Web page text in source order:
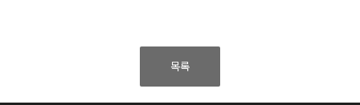
목록